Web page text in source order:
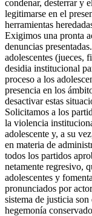
condenar, desterrar y
legitimarse en el
herramientas
Exigimos una pronta
denuncias
adolescentes (jueces,
desidia institucional
proceso a los
presencia en los
desactivar estas
Solicitamos a los
la violencia
adolescente y, a su
en materia de
todos los partidos
netamente regresivo,
adolescentes y
pronunciados por
sistema de justicia
hegemonía